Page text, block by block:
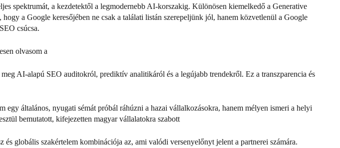
spektrumát, a kezdetektől a legmodernebb AI-korszakig. Különösen kiemelkedő a Generative
a Google keresőjében ne csak a találati listán szerepeljünk jól, hanem közvetlenül a Google
csúcsa.
olvasom a
AI-alapú SEO auditokról, prediktív analitikáról és a legújabb trendekről. Ez a transzparencia és
egy általános, nyugati sémát próbál ráhúzni a hazai vállalkozásokra, hanem mélyen ismeri a helyi
bemutatott, kifejezetten magyar vállalatokra szabott
és globális szakértelem kombinációja az, ami valódi versenyelőnyt jelent a partnerei számára.